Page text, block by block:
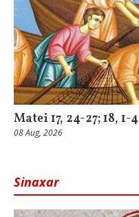
Matei 17, 24-27; 18, 1-4
08 Aug, 2026
Sinaxar